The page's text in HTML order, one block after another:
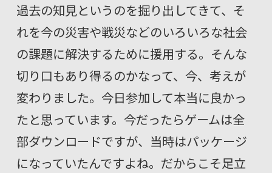
過去の知見というのを掘り出してきて、そ
れを今の災害や戦災などのいろいろな社会
の課題に解決するために援用する。そんな
切り口もあり得るのかなって、今、考えが
変わりました。今日参加して本当に良かっ
たと思っています。今だったらゲームは全
部ダウンロードですが、当時はパッケージ
になっていたんですよね。だからこそ足立